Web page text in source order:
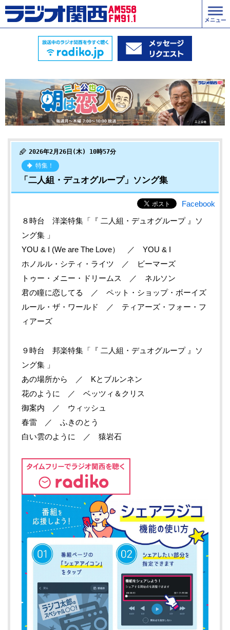
2026年2月26日(木) 10時57分
特集！
「二人組・デュオグループ」ソング集
Facebook
８時台 洋楽特集「『 二人組・デュオグループ 』ソ
ング集 」
YOU & I (We are The Love） ／ YOU & I
ホノルル・シティ・ライツ ／ ビーマーズ
トゥー・メニー・ドリームス ／ ネルソン
君の瞳に恋してる ／ ペット・ショップ・ボーイズ
ルール・ザ・ワールド ／ ティアーズ・フォー・フ
ィアーズ
９時台 邦楽特集「『 二人組・デュオグループ 』ソ
ング集 」
あの場所から ／ Kとブルンネン
花のように ／ ベッツィ＆クリス
御案内 ／ ウィッシュ
春雷 ／ ふきのとう
白い雲のように ／ 猿岩石